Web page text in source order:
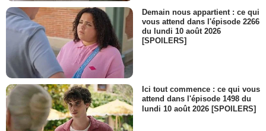
Demain nous appartient : ce qui
vous attend dans l'épisode 2266
du lundi 10 août 2026
[SPOILERS]
Ici tout commence : ce qui vous
attend dans l'épisode 1498 du
lundi 10 août 2026 [SPOILERS]